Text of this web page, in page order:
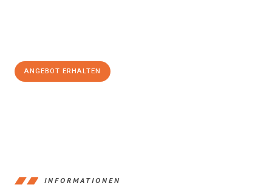
ANGEBOT ERHALTEN
INFORMATIONEN